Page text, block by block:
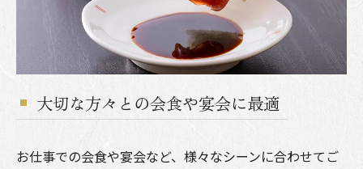
大切な方々との会食や宴会に最適
お仕事での会食や宴会など、様々なシーンに合わせてご